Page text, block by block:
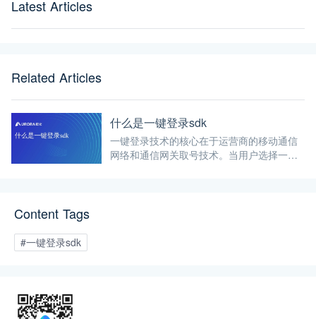
Latest Articles
Related Articles
什么是一键登录sdk
一键登录技术的核心在于运营商的移动通信
网络和通信网关取号技术。当用户选择一键
Content Tags
#一键登录sdk